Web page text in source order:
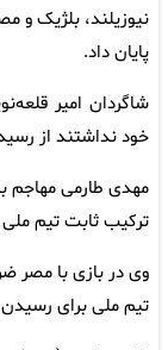
نیوزیلند، بلژیک و
پایان داد.
شاگردان امیر
خود نداشتند از
مهدی طارمی مهاجم
ترکیب ثابت تیم ملی
وی در بازی با مصر
تیم ملی برای